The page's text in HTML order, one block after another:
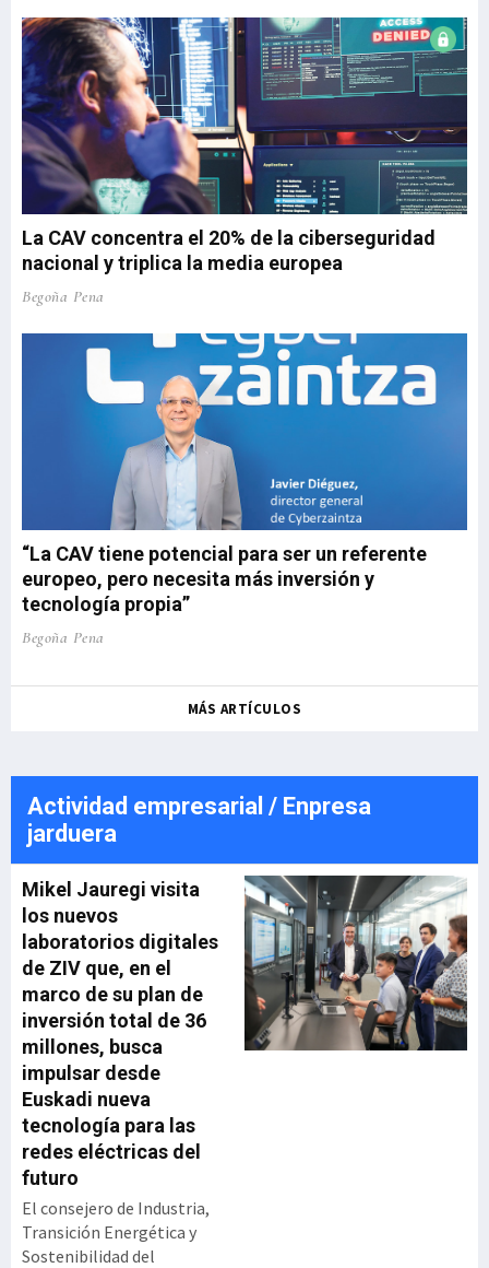
La CAV concentra el 20% de la ciberseguridad
nacional y triplica la media europea
Begoña Pena
“La CAV tiene potencial para ser un referente
europeo, pero necesita más inversión y
tecnología propia”
Begoña Pena
MÁS ARTÍCULOS
Actividad empresarial / Enpresa
jarduera
Mikel Jauregi visita
los nuevos
laboratorios digitales
de ZIV que, en el
marco de su plan de
inversión total de 36
millones, busca
impulsar desde
Euskadi nueva
tecnología para las
redes eléctricas del
futuro
El consejero de Industria,
Transición Energética y
Sostenibilidad del